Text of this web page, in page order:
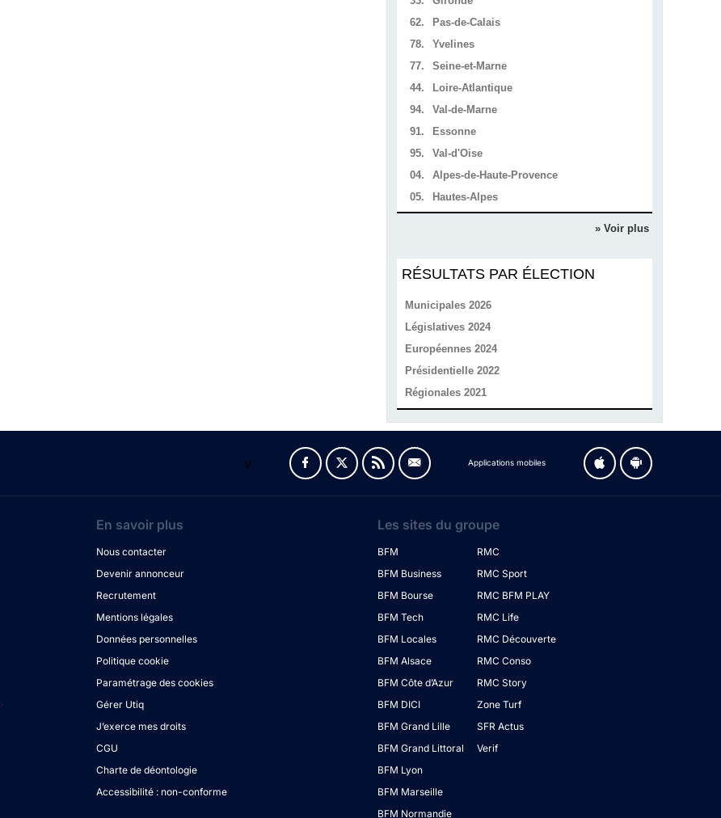
62.
Pas-de-Calais
78.
Yvelines
77.
Seine-et-Marne
44.
Loire-Atlantique
94.
Val-de-Marne
91.
Essonne
95.
Val-d'Oise
04.
Alpes-de-Haute-Provence
05.
Hautes-Alpes
» Voir plus
RÉSULTATS PAR ÉLECTION
Municipales 2026
Législatives 2024
Européennes 2024
Présidentielle 2022
Régionales 2021
v Applications mobiles
En savoir plus
Nous contacter
Devenir annonceur
Recrutement
Mentions légales
Données personnelles
Politique cookie
Paramétrage des cookies
Gérer Utiq
J’exerce mes droits
CGU
Charte de déontologie
Accessibilité : non-conforme
Les sites du groupe
BFM
BFM Business
BFM Bourse
BFM Tech
BFM Locales
BFM Alsace
BFM Côte d’Azur
BFM DICI
BFM Grand Lille
BFM Grand Littoral
BFM Lyon
BFM Marseille
BFM Normandie
RMC
RMC Sport
RMC BFM PLAY
RMC Life
RMC Découverte
RMC Conso
RMC Story
Zone Turf
SFR Actus
Verif